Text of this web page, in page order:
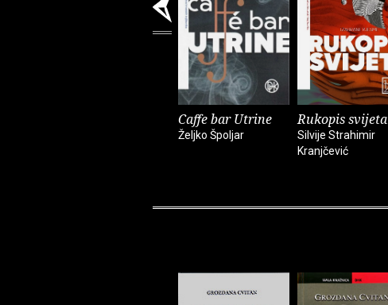
Caffe bar Utrine
Željko Špoljar
Rukopis svijeta
Silvije Strahimir
Kranjčević